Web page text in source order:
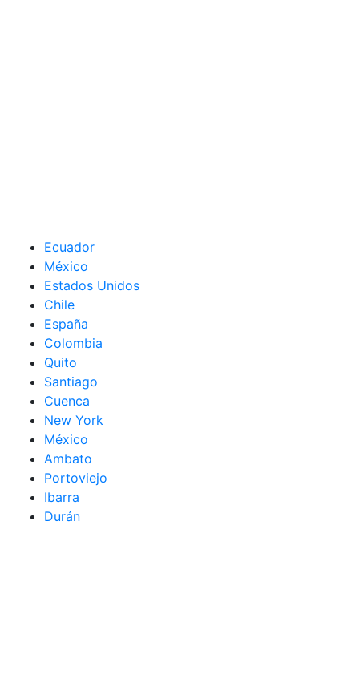
Ecuador
México
Estados Unidos
Chile
España
Colombia
Quito
Santiago
Cuenca
New York
México
Ambato
Portoviejo
Ibarra
Durán